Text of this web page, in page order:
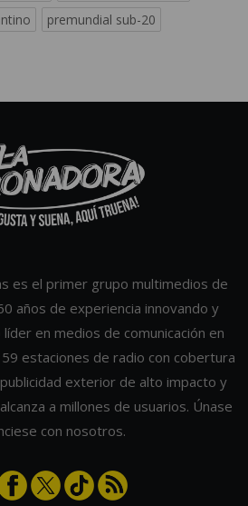
premundial sub-20
es el primer grupo multimedios de
años de experiencia innovando y
en medios de comunicación en
59 estaciones de radio con cobertura
exterior de alto impacto y
a millones de usuarios. Únase
con nosotros.